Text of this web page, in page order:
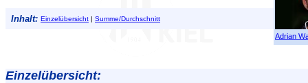
Adrian
Inhalt: Einzelübersicht | Summe/Durchschnitt
Einzelübersicht: